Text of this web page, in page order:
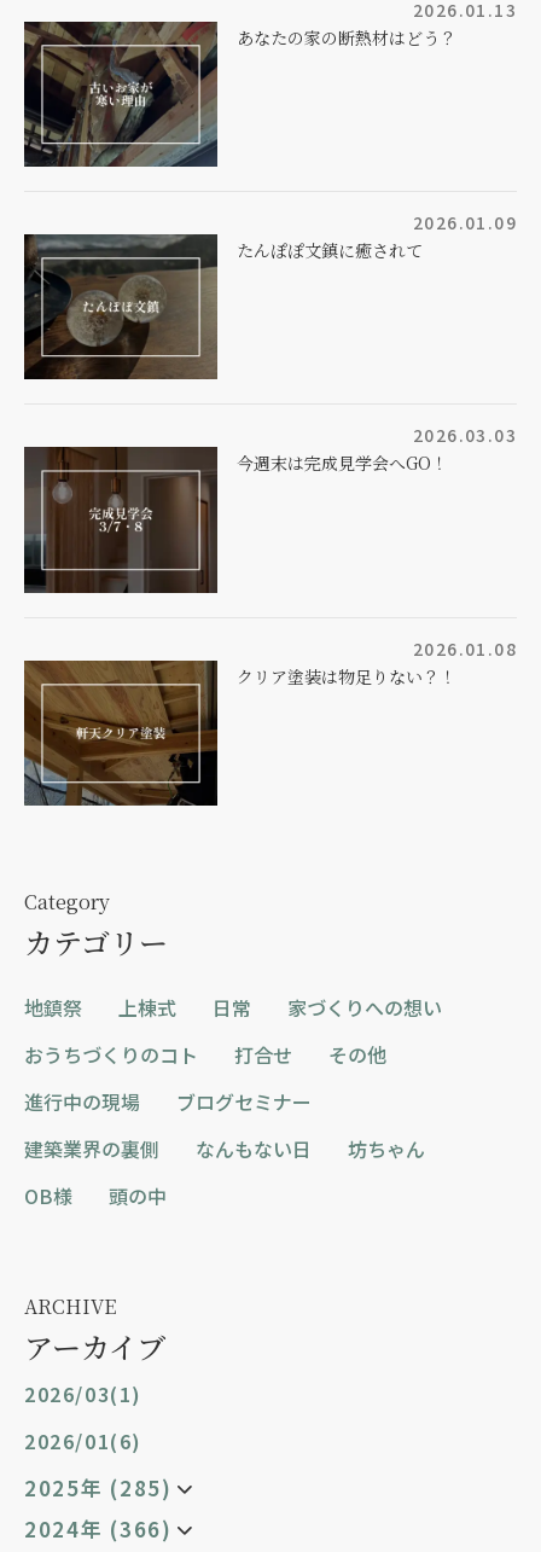
2026.01.13
あなたの家の断熱材はどう？
2026.01.09
たんぽぽ文鎮に癒されて
2026.03.03
今週末は完成見学会へGO！
2026.01.08
クリア塗装は物足りない？！
Category
カテゴリー
地鎮祭 上棟式 日常
家づくりへの想い
おうちづくりのコト
打合せ
その他
進行中の現場
ブログセミナー
建築業界の裏側
なんもない日
坊ちゃん
OB様
頭の中
ARCHIVE
アーカイブ
2026/03(1)
2026/01(6)
2025年 (285)
2024年 (366)